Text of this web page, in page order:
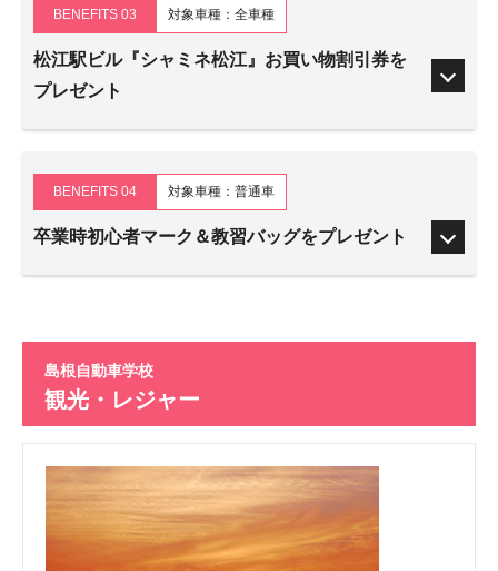
BENEFITS 03 対象車種：全車種
松江駅ビル『シャミネ松江』お買い物割引券を
プレゼント
BENEFITS 04 対象車種：普通車
卒業時初心者マーク＆教習バッグをプレゼント
島根自動車学校
観光・レジャー